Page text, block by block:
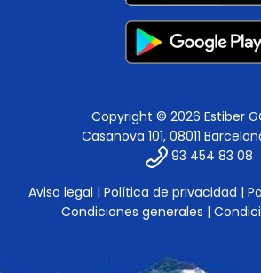
Copyright © 2026 Estiber
Casanova 101, 08011
93 454 83 08
Aviso legal | Política de privacidad |
Condiciones generales |